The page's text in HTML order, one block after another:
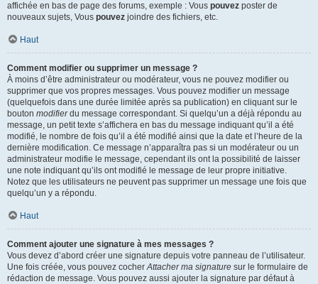
affichée en bas de page des forums, exemple : Vous pouvez poster de
nouveaux sujets, Vous pouvez joindre des fichiers, etc.
Haut
Comment modifier ou supprimer un message ?
À moins d’être administrateur ou modérateur, vous ne pouvez modifier ou
supprimer que vos propres messages. Vous pouvez modifier un message
(quelquefois dans une durée limitée après sa publication) en cliquant sur le
bouton modifierdu message correspondant. Si quelqu’un a déjà répondu au
message, un petit texte s’affichera en bas du message indiquant qu’il a été
modifié, le nombre de fois qu’il a été modifié ainsi que la date et l’heure de la
dernière modification. Ce message n’apparaîtra pas si un modérateur ou un
administrateur modifie le message, cependant ils ont la possibilité de laisser
une note indiquant qu’ils ont modifié le message de leur propre initiative.
Notez que les utilisateurs ne peuvent pas supprimer un message une fois que
quelqu’un y a répondu.
Haut
Comment ajouter une signature à mes messages ?
Vous devez d’abord créer une signature depuis votre panneau de l’utilisateur.
Une fois créée, vous pouvez cocherAttacher ma signature sur le formulaire de
rédaction de message. Vous pouvez aussi ajouter la signature par défaut à